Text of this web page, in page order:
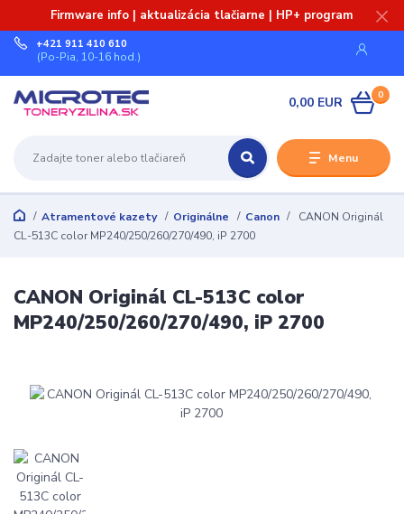
Firmware info | aktualizácia tlačiarne | HP+ program
Menu
+421 911 410 610
(Po-Pia, 10-16 hod.)
0
0,00 EUR
Atramentové kazety Originálne Canon
CANON Originál
CL-513C color MP240/250/260/270/490, iP 2700
CANON Originál CL-513C color
MP240/250/260/270/490, iP 2700